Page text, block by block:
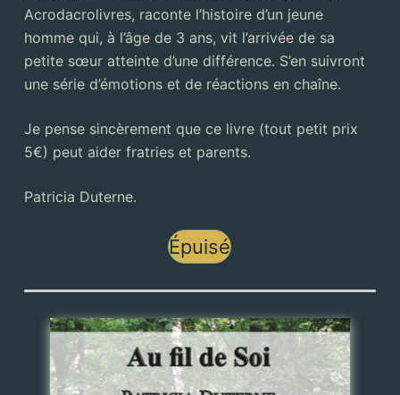
Acrodacrolivres, raconte l’histoire d’un jeune
homme qui, à l’âge de 3 ans, vit l’arrivée de sa
petite sœur atteinte d’une différence. S’en suivront
une série d’émotions et de réactions en chaîne.
Je pense sincèrement que ce livre (tout petit prix
5€) peut aider fratries et parents.
Patricia Duterne.
Épuisé